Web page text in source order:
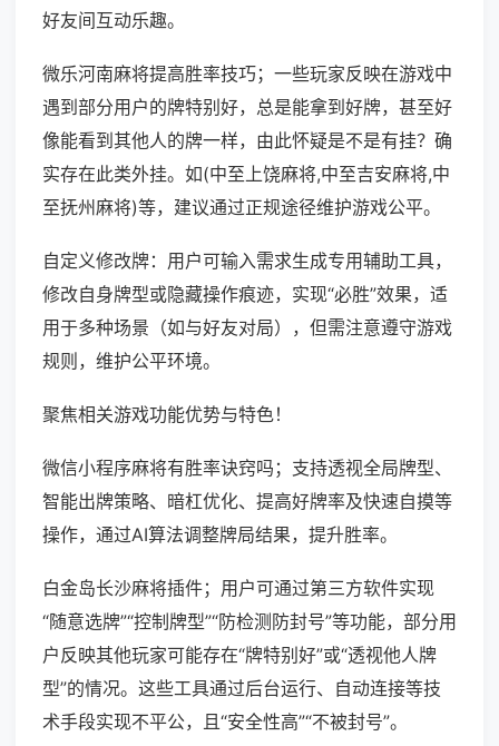
好友间互动乐趣。
微乐河南麻将提高胜率技巧；一些玩家反映在游戏中
遇到部分用户的牌特别好，总是能拿到好牌，甚至好
像能看到其他人的牌一样，由此怀疑是不是有挂？确
实存在此类外挂。如(中至上饶麻将,中至吉安麻将,中
至抚州麻将)等，建议通过正规途径维护游戏公平。
自定义修改牌：用户可输入需求生成专用辅助工具，
修改自身牌型或隐藏操作痕迹，实现“必胜”效果，适
用于多种场景（如与好友对局），但需注意遵守游戏
规则，维护公平环境。
聚焦相关游戏功能优势与特色！
微信小程序麻将有胜率诀窍吗；支持透视全局牌型、
智能出牌策略、暗杠优化、提高好牌率及快速自摸等
操作，通过AI算法调整牌局结果，提升胜率。
白金岛长沙麻将插件；用户可通过第三方软件实现
“随意选牌”“控制牌型”“防检测防封号”等功能，部分用
户反映其他玩家可能存在“牌特别好”或“透视他人牌
型”的情况。这些工具通过后台运行、自动连接等技
术手段实现不平公，且“安全性高”“不被封号”。